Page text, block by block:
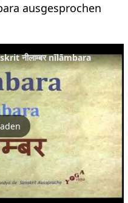
ausgesprochen
नीलाम्बर nīlāmbara